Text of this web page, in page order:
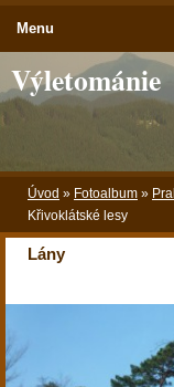
Výletománie
Úvod » Fotoalbum »
Křivoklátské lesy
Lány
Menu